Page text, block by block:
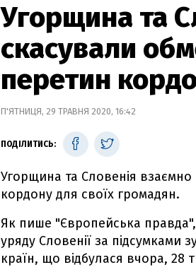
Угорщина та
скасували
перетин
П'ЯТНИЦЯ, 29 ТРАВНЯ 2020, 16:42
ПОДІЛИТИСЬ:
Угорщина та Словенія
кордону для своїх громадян.
Як пише "Європейська
уряду Словенії за підсумками
країн, що відбулася вчора, 28